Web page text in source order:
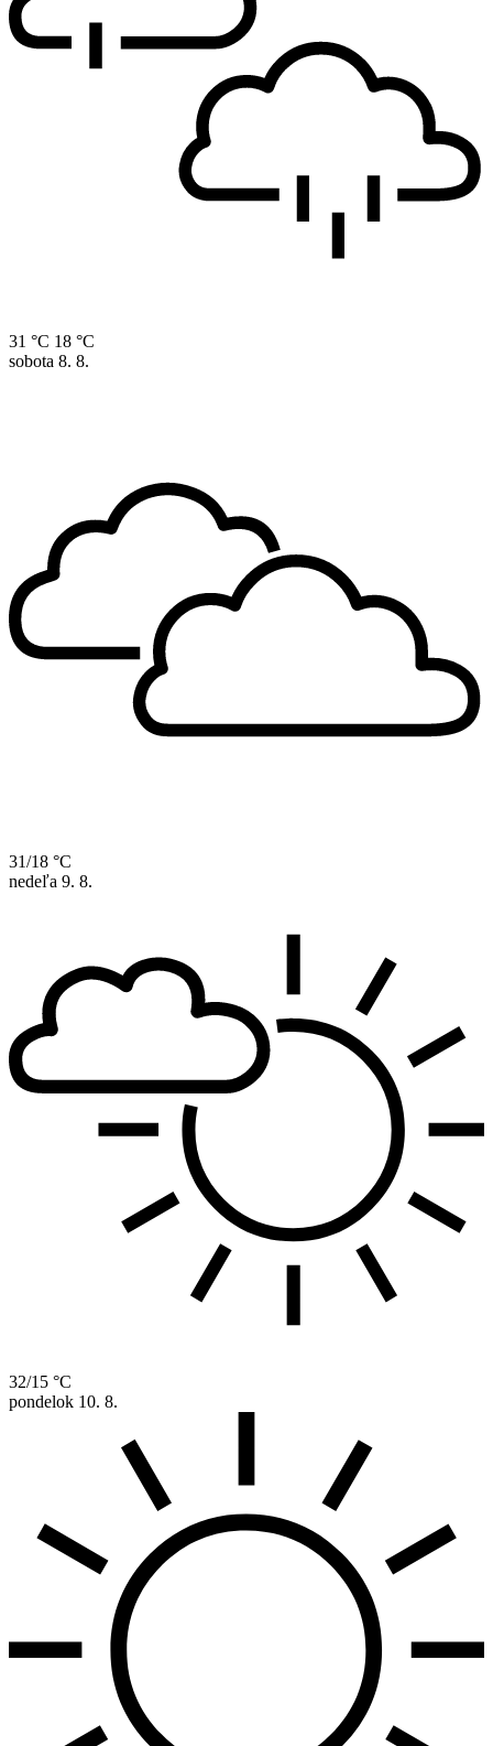
31 °C 18 °C
sobota 8. 8.
31/18 °C
nedeľa 9. 8.
32/15 °C
pondelok 10. 8.